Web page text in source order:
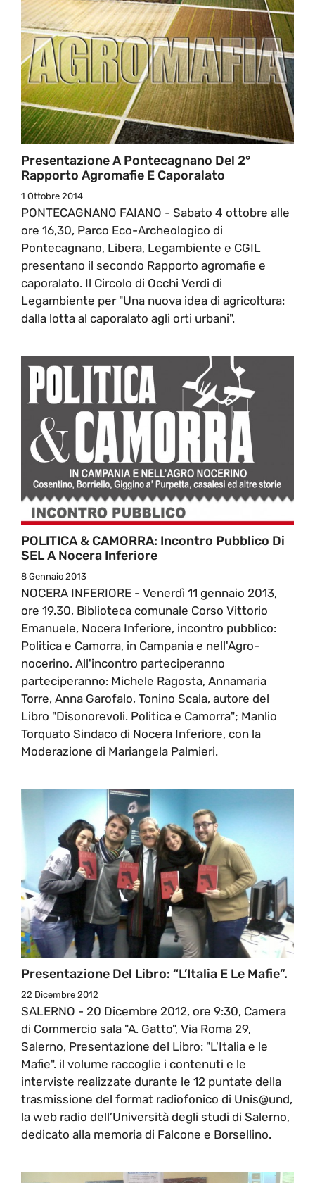
Presentazione A Pontecagnano Del 2°
Rapporto Agromafie E Caporalato
1 Ottobre 2014
PONTECAGNANO FAIANO - Sabato 4 ottobre alle
ore 16,30, Parco Eco-Archeologico di
Pontecagnano, Libera, Legambiente e CGIL
presentano il secondo Rapporto agromafie e
caporalato. Il Circolo di Occhi Verdi di
Legambiente per "Una nuova idea di agricoltura:
dalla lotta al caporalato agli orti urbani".
POLITICA & CAMORRA: Incontro Pubblico Di
SEL A Nocera Inferiore
8 Gennaio 2013
NOCERA INFERIORE - Venerdì 11 gennaio 2013,
ore 19.30, Biblioteca comunale Corso Vittorio
Emanuele, Nocera Inferiore, incontro pubblico:
Politica e Camorra, in Campania e nell'Agro-
nocerino. All'incontro parteciperanno
parteciperanno: Michele Ragosta, Annamaria
Torre, Anna Garofalo, Tonino Scala, autore del
Libro "Disonorevoli. Politica e Camorra"; Manlio
Torquato Sindaco di Nocera Inferiore, con la
Moderazione di Mariangela Palmieri.
Presentazione Del Libro: “L’Italia E Le Mafie”.
22 Dicembre 2012
SALERNO - 20 Dicembre 2012, ore 9:30, Camera
di Commercio sala "A. Gatto", Via Roma 29,
Salerno, Presentazione del Libro: "L'Italia e le
Mafie". il volume raccoglie i contenuti e le
interviste realizzate durante le 12 puntate della
trasmissione del format radiofonico di Unis@und,
la web radio dell’Università degli studi di Salerno,
dedicato alla memoria di Falcone e Borsellino.